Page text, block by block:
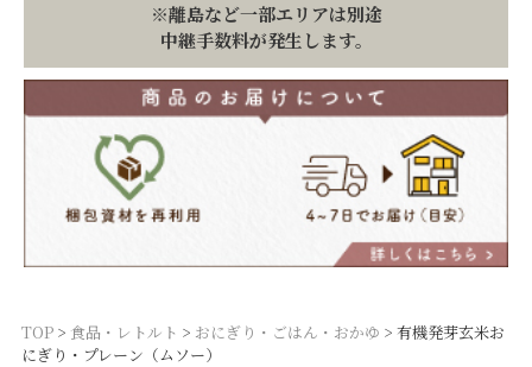
※離島など一部エリアは別途
中継手数料が発生します。
TOP 食品・レトルト おにぎり・ごはん・おかゆ
有機発芽玄米お
にぎり・プレーン（ムソー）